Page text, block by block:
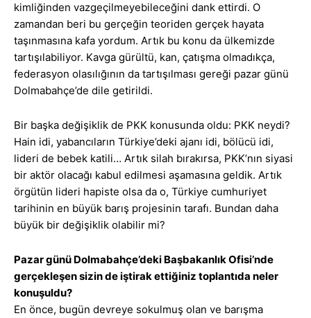
kimliğinden vazgeçilmeyebileceğini dank ettirdi. O
zamandan beri bu gerçeğin teoriden gerçek hayata
taşınmasına kafa yordum. Artık bu konu da ülkemizde
tartışılabiliyor. Kavga gürültü, kan, çatışma olmadıkça,
federasyon olasılığının da tartışılması gereği pazar günü
Dolmabahçe’de dile getirildi.
Bir başka değişiklik de PKK konusunda oldu: PKK neydi?
Hain idi, yabancıların Türkiye’deki ajanı idi, bölücü idi,
lideri de bebek katili… Artık silah bırakırsa, PKK’nın siyasi
bir aktör olacağı kabul edilmesi aşamasına geldik. Artık
örgütün lideri hapiste olsa da o, Türkiye cumhuriyet
tarihinin en büyük barış projesinin tarafı. Bundan daha
büyük bir değişiklik olabilir mi?
Pazar günü Dolmabahçe’deki Başbakanlık Ofisi’nde
gerçekleşen sizin de iştirak ettiğiniz toplantıda neler
konuşuldu?
En önce, bugün devreye sokulmuş olan ve barışma